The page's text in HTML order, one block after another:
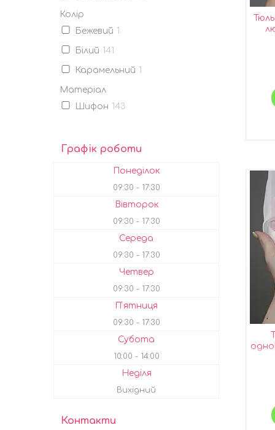
Колір
Бежевий 1
Білий 141
Карамельний 1
Матеріал
Шифон 143
Графік роботи
Понеділок
09:30 17:30
Вівторок
09:30 17:30
Середа
09:30 17:30
Четвер
09:30 17:30
Пʼятниця
09:30 17:30
Субота
10:00 14:00
Неділя
Вихідний
Контакти